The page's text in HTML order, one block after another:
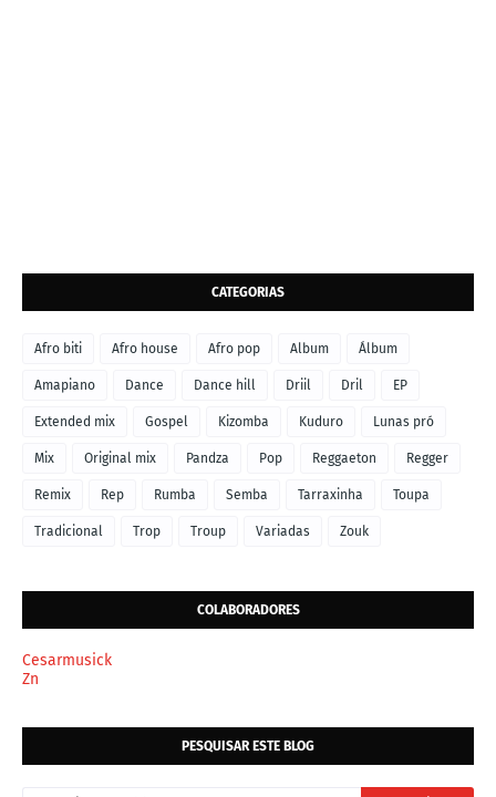
CATEGORIAS
Afro biti Afro house Afro pop Album Álbum
Amapiano Dance Dance hill Driil Dril EP
Extended mix Gospel Kizomba Kuduro Lunas pró
Mix Original mix Pandza Pop Reggaeton Regger
Remix Rep Rumba Semba Tarraxinha Toupa
Tradicional Trop Troup Variadas Zouk
COLABORADORES
Cesarmusick
Zn
PESQUISAR ESTE BLOG